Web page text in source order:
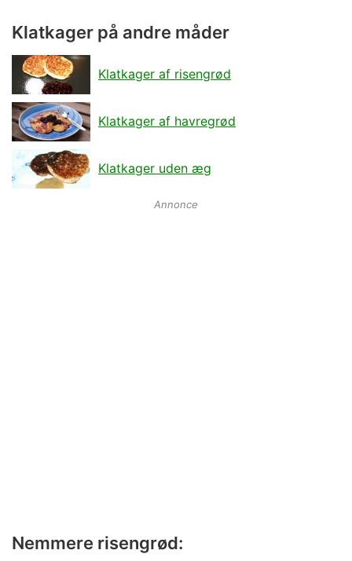
Klatkager på andre måder
Klatkager af risengrød
Klatkager af havregrød
Klatkager uden æg
Annonce
Nemmere risengrød: